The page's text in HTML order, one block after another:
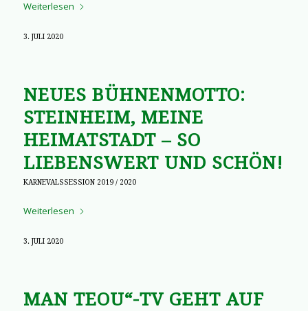
Weiterlesen
3. JULI 2020
NEUES BÜHNENMOTTO:
STEINHEIM, MEINE
HEIMATSTADT – SO
LIEBENSWERT UND SCHÖN!
KARNEVALSSESSION 2019 / 2020
Weiterlesen
3. JULI 2020
MAN TEOU“-TV GEHT AUF